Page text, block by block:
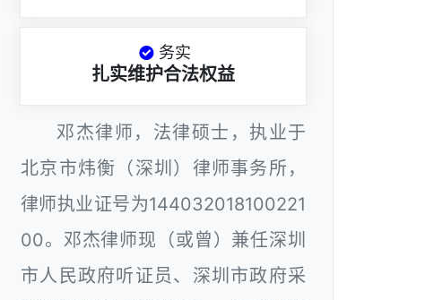
务实
扎实维护合法权益
邓杰律师，法律硕士，执业于
北京市炜衡（深圳）律师事务所，
律师执业证号为144032018100221
00。邓杰律师现（或曾）兼任深圳
市人民政府听证员、深圳市政府采